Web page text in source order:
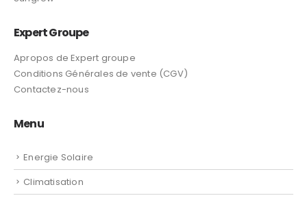
Expert Groupe
Apropos de Expert groupe
Conditions Générales de vente (CGV)
Contactez-nous
Menu
Energie Solaire
Climatisation